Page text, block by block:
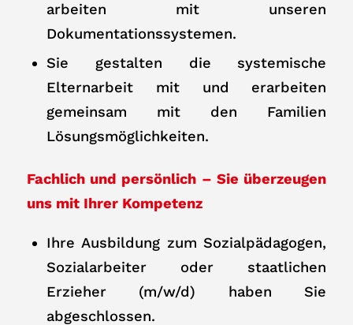
arbeiten mit unseren
Dokumentationssystemen.
Sie gestalten die systemische
Elternarbeit mit und erarbeiten
gemeinsam mit den Familien
Lösungsmöglichkeiten.
Fachlich und persönlich – Sie überzeugen
uns mit Ihrer Kompetenz
Ihre Ausbildung zum Sozialpädagogen,
Sozialarbeiter oder staatlichen
Erzieher (m/w/d) haben Sie
abgeschlossen.